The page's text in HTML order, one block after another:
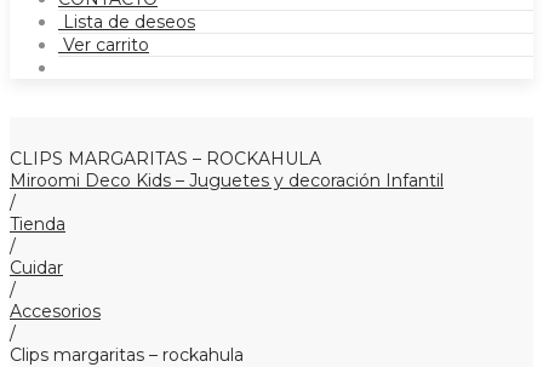
Lista de deseos
Ver carrito
CLIPS MARGARITAS – ROCKAHULA
Miroomi Deco Kids – Juguetes y decoración Infantil
/
Tienda
/
Cuidar
/
Accesorios
/
Clips margaritas – rockahula